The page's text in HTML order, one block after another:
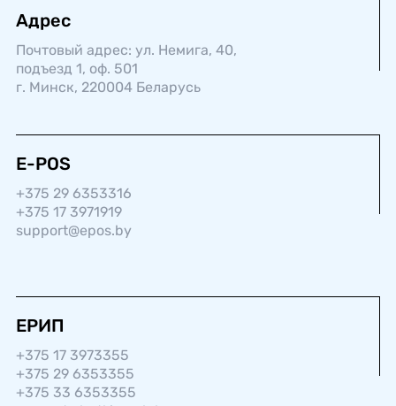
Адрес
Почтовый адрес: ул. Немига, 40,
подъезд 1, оф. 501
г. Минск, 220004 Беларусь
E-POS
+375 29 6353316
+375 17 3971919
support@epos.by
ЕРИП
+375 17 3973355
+375 29 6353355
+375 33 6353355